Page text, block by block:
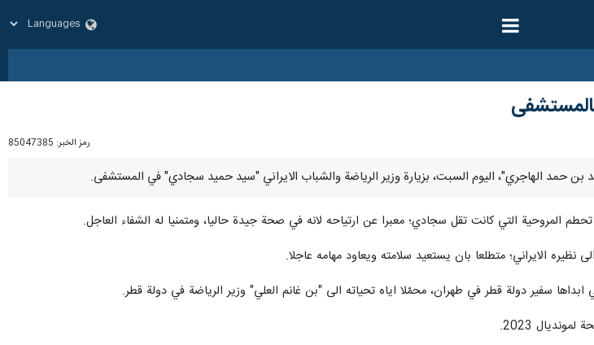
رمز الخبر: 85047385
المروحية التي كانت تقل سجادي؛ معبرا عن ارتياحه لانه في صحة جيدة حاليا، ومتمنيا له الشفاء العاجل.
الايراني؛ متطلعا بان يستعيد سلامته ويعاود مهامه عاجلا.
ابداها سفير دولة قطر في طهران، محمّلا اياه تحياته الى "بن غانم العلي" وزير الرياضة في دولة قطر.
2023.